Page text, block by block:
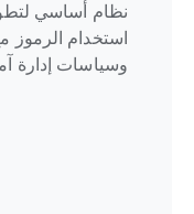
نظام أساسي
استخدام
وسياسات إدارة